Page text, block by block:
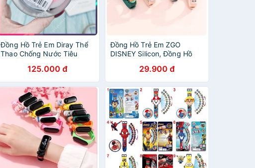
Đồng Hồ Trẻ Em Diray Thể
Thao Chống Nước Tiêu
125.000 đ
Đồng Hồ Trẻ Em ZGO
DISNEY Silicon, Đồng Hồ
29.900 đ